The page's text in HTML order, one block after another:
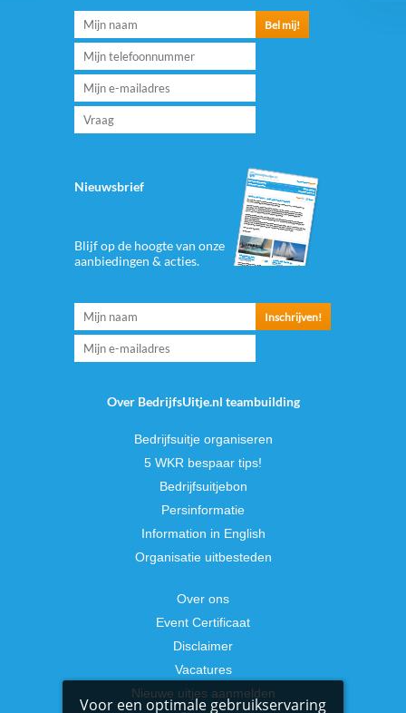
Nieuwsbrief
Blijf op de hoogte van onze
aanbiedingen & acties.
Over BedrijfsUitje.nl teambuilding
Bedrijfsuitje organiseren
5 WKR bespaar tips!
Bedrijfsuitjebon
Persinformatie
Information in English
Organisatie uitbesteden
Over ons
Event Certificaat
Disclaimer
Vacatures
Nieuwe uitjes aanmelden
Voor een optimale gebruikservaring